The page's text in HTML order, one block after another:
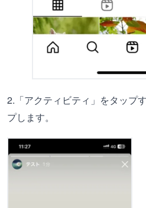
2.「アクティビティ」をタップ
プします。